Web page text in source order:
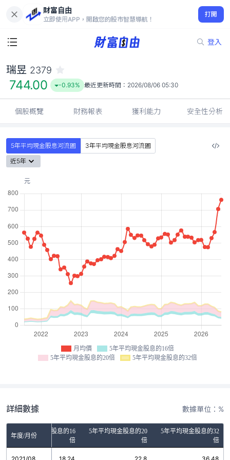
財富自由
立即使用APP，開啟您的股市智慧導航！
打開
登入
744.00
-0.93%
瑞昱 2379
744.00 -0.93% 最近更新時間： 2026/08/06 05:30
個股概覽 財務報表 獲利能力 安全性分析
5年平均現金股息河流圖
3年平均現金股息河流圖
近5年
月均價
5年平均現金股息的16倍
5年平均現金股息的20倍
5年平均現金股息的32倍
詳細數據 數據單位：%
年度/月份
5年平均現金股息的16
倍
5年平均現金股息的20
倍
5年平均現金股息的32
倍